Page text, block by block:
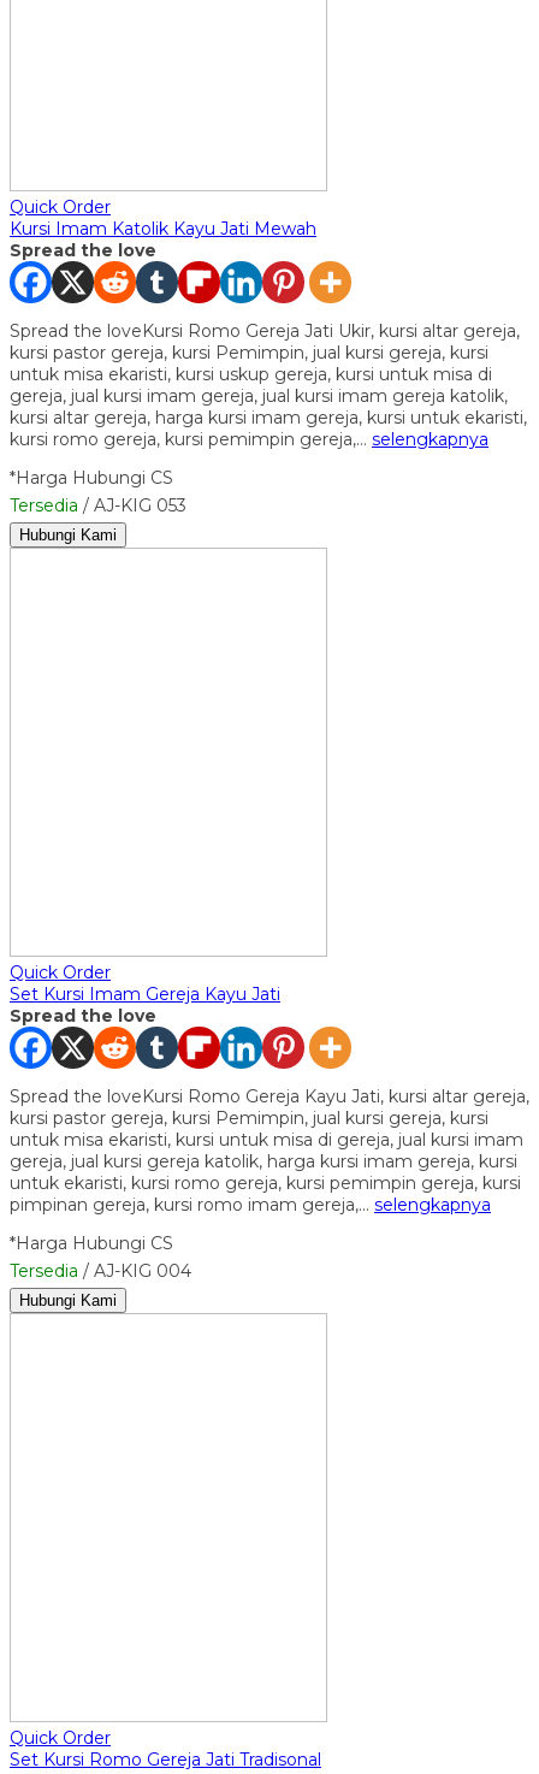
Quick Order
Kursi Imam Katolik Kayu Jati Mewah
Spread the love
Spread the loveKursi Romo Gereja Jati Ukir, kursi altar gereja,
kursi pastor gereja, kursi Pemimpin, jual kursi gereja, kursi
untuk misa ekaristi, kursi uskup gereja, kursi untuk misa di
gereja, jual kursi imam gereja, jual kursi imam gereja katolik,
kursi altar gereja, harga kursi imam gereja, kursi untuk ekaristi,
kursi romo gereja, kursi pemimpin gereja,… selengkapnya
*Harga Hubungi CS
Tersedia / AJ-KIG 053
Hubungi Kami
Quick Order
Set Kursi Imam Gereja Kayu Jati
Spread the love
Spread the loveKursi Romo Gereja Kayu Jati, kursi altar gereja,
kursi pastor gereja, kursi Pemimpin, jual kursi gereja, kursi
untuk misa ekaristi, kursi untuk misa di gereja, jual kursi imam
gereja, jual kursi gereja katolik, harga kursi imam gereja, kursi
untuk ekaristi, kursi romo gereja, kursi pemimpin gereja, kursi
pimpinan gereja, kursi romo imam gereja,… selengkapnya
*Harga Hubungi CS
Tersedia / AJ-KIG 004
Hubungi Kami
Quick Order
Set Kursi Romo Gereja Jati Tradisonal